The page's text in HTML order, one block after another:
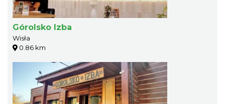
Górolsko Izba
Wisła
0.86 km